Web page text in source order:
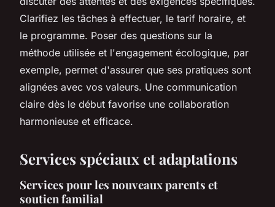
Clarifiez les tâches à effectuer, le tarif horaire, et
le programme. Poser des questions sur la
méthode utilisée et l'engagement écologique, par
exemple, permet d'assurer que ses pratiques sont
alignées avec vos valeurs. Une communication
claire dès le début favorise une collaboration
harmonieuse et efficace.
Services spéciaux et adaptations
Services pour les nouveaux parents et
soutien familial